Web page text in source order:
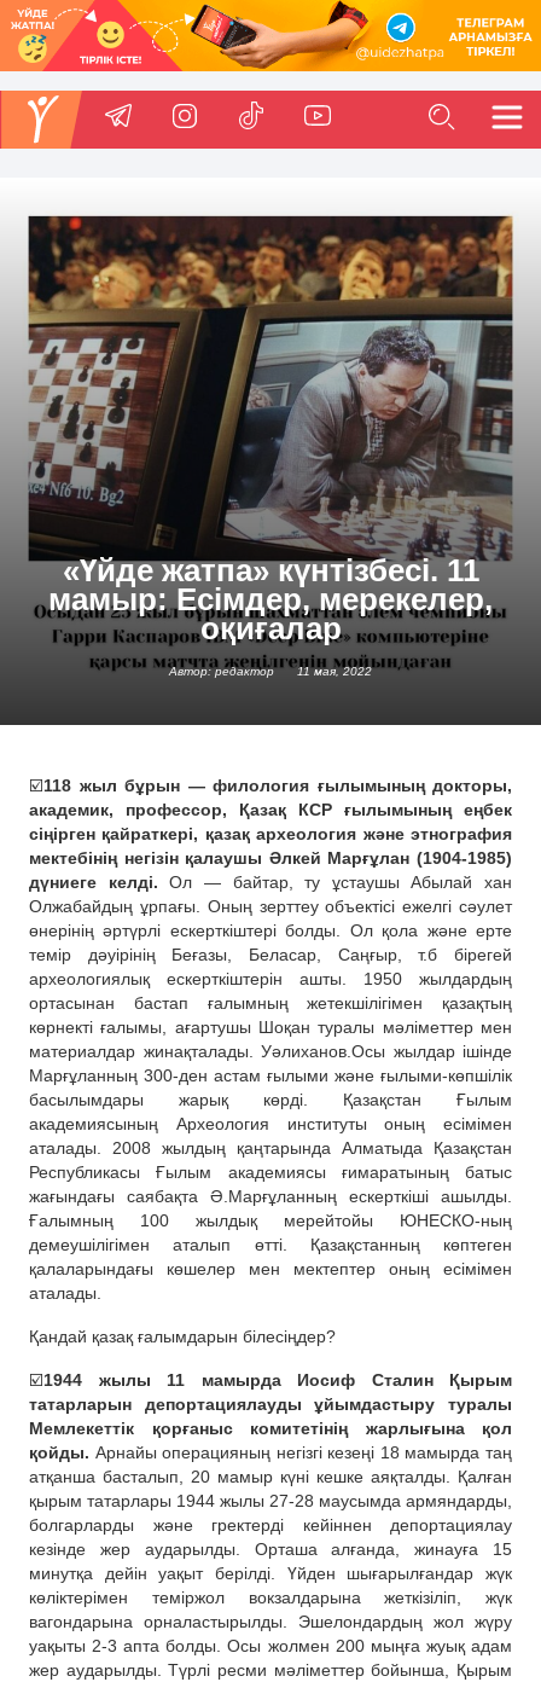
«Үйде жатпа» күнтізбесі. 11
мамыр: Есімдер, мерекелер,
оқиғалар
Автор: редактор 11 мая, 2022
☑️118 жыл бұрын — филология ғылымының докторы,
академик, профессор, Қазақ КСР ғылымының еңбек
сіңірген қайраткері, қазақ археология және этнография
мектебінің негізін қалаушы Әлкей Марғұлан (1904-1985)
дүниеге келді. Ол — байтар, ту ұстаушы Абылай хан
Олжабайдың ұрпағы. Оның зерттеу объектісі ежелгі сәулет
өнерінің әртүрлі ескерткіштері болды. Ол қола және ерте
темір дәуірінің Беғазы, Беласар, Саңғыр, т.б бірегей
археологиялық ескерткіштерін ашты. 1950 жылдардың
ортасынан бастап ғалымның жетекшілігімен қазақтың
көрнекті ғалымы, ағартушы Шоқан туралы мәліметтер мен
материалдар жинақталады. Уәлиханов.Осы жылдар ішінде
Марғұланның 300-ден астам ғылыми және ғылыми-көпшілік
басылымдары жарық көрді. Қазақстан Ғылым
академиясының Археология институты оның есімімен
аталады. 2008 жылдың қаңтарында Алматыда Қазақстан
Республикасы Ғылым академиясы ғимаратының батыс
жағындағы саябақта Ә.Марғұланның ескерткіші ашылды.
Ғалымның 100 жылдық мерейтойы ЮНЕСКО-ның
демеушілігімен аталып өтті. Қазақстанның көптеген
қалаларындағы көшелер мен мектептер оның есімімен
аталады.
Қандай қазақ ғалымдарын білесіңдер?
☑️1944 жылы 11 мамырда Иосиф Сталин Қырым
татарларын депортациялауды ұйымдастыру туралы
Мемлекеттік қорғаныс комитетінің жарлығына қол
қойды. Арнайы операцияның негізгі кезеңі 18 мамырда таң
атқанша басталып, 20 мамыр күні кешке аяқталды. Қалған
қырым татарлары 1944 жылы 27-28 маусымда армяндарды,
болгарларды және гректерді кейіннен депортациялау
кезінде жер аударылды. Орташа алғанда, жинауға 15
минутқа дейін уақыт берілді. Үйден шығарылғандар жүк
көліктерімен теміржол вокзалдарына жеткізіліп, жүк
вагондарына орналастырылды. Эшелондардың жол жүру
уақыты 2-3 апта болды. Осы жолмен 200 мыңға жуық адам
жер аударылды. Түрлі ресми мәліметтер бойынша, Қырым